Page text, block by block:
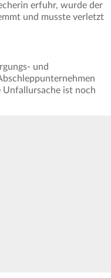
erfuhr, wurde der
und musste verletzt
und
Unfallursache ist noch